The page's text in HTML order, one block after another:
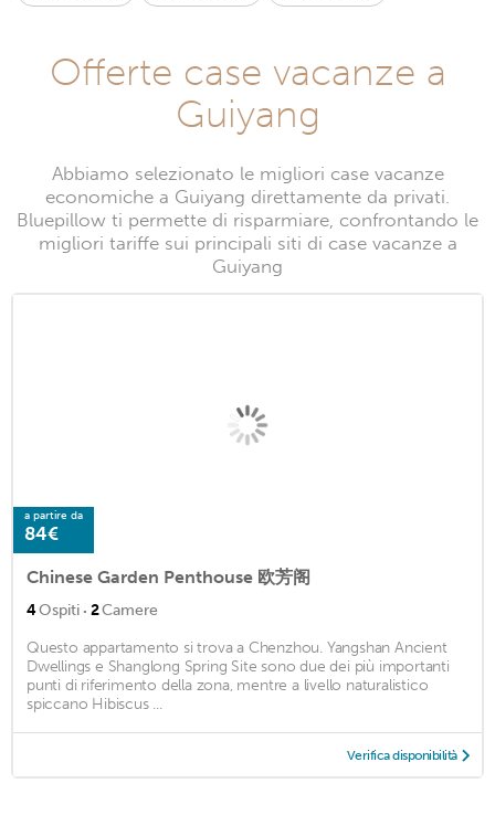
Offerte case vacanze a
Guiyang
Abbiamo selezionato le migliori case vacanze
economiche a Guiyang direttamente da privati.
Bluepillow ti permette di risparmiare, confrontando le
migliori tariffe sui principali siti di case vacanze a
Guiyang
a partire da
84€
Chinese Garden Penthouse 欧芳阁
4Ospiti · 2Camere
Questo appartamento si trova a Chenzhou. Yangshan Ancient
Dwellings e Shanglong Spring Site sono due dei più importanti
punti di riferimento della zona, mentre a livello naturalistico
spiccano Hibiscus ...
Verifica disponibilità